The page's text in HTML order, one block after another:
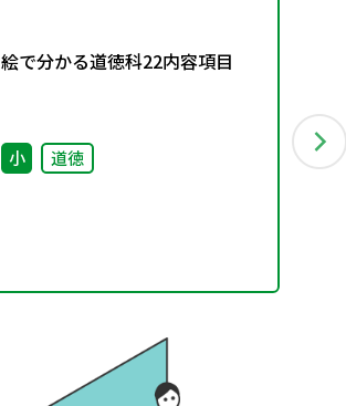
絵で分かる道徳科22内容項目
小 道徳